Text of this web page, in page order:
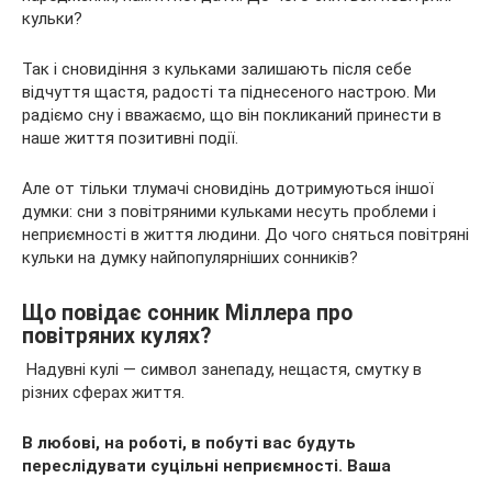
кульки?
Так і сновидіння з кульками залишають після себе
відчуття щастя, радості та піднесеного настрою. Ми
радіємо сну і вважаємо, що він покликаний принести в
наше життя позитивні події.
Але от тільки тлумачі сновидінь дотримуються іншої
думки: сни з повітряними кульками несуть проблеми і
неприємності в життя людини. До чого сняться повітряні
кульки на думку найпопулярніших сонників?
Що повідає сонник Міллера про
повітряних кулях?
Надувні кулі — символ занепаду, нещастя, смутку в
різних сферах життя.
В любові, на роботі, в побуті вас будуть
переслідувати суцільні неприємності. Ваша